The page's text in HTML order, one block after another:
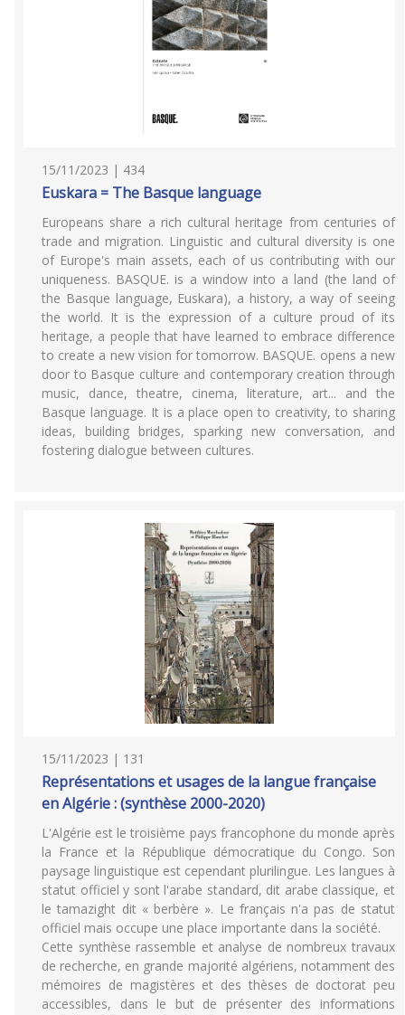
15/11/2023 | 434
Euskara = The Basque language
Europeans share a rich cultural heritage from centuries of
trade and migration. Linguistic and cultural diversity is one
of Europe's main assets, each of us contributing with our
uniqueness. BASQUE. is a window into a land (the land of
the Basque language, Euskara), a history, a way of seeing
the world. It is the expression of a culture proud of its
heritage, a people that have learned to embrace difference
to create a new vision for tomorrow. BASQUE. opens a new
door to Basque culture and contemporary creation through
music, dance, theatre, cinema, literature, art... and the
Basque language. It is a place open to creativity, to sharing
ideas, building bridges, sparking new conversation, and
fostering dialogue between cultures.
15/11/2023 | 131
Représentations et usages de la langue française
en Algérie : (synthèse 2000-2020)
L'Algérie est le troisième pays francophone du monde après
la France et la République démocratique du Congo. Son
paysage linguistique est cependant plurilingue. Les langues à
statut officiel y sont l'arabe standard, dit arabe classique, et
le tamazight dit « berbère ». Le français n'a pas de statut
officiel mais occupe une place importante dans la société.
Cette synthèse rassemble et analyse de nombreux travaux
de recherche, en grande majorité algériens, notamment des
mémoires de magistères et des thèses de doctorat peu
accessibles, dans le but de présenter des informations